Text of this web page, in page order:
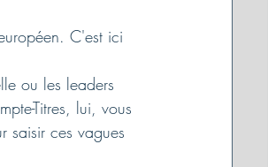
C'est ici
ou les leaders
Titres, lui, vous
saisir ces vagues